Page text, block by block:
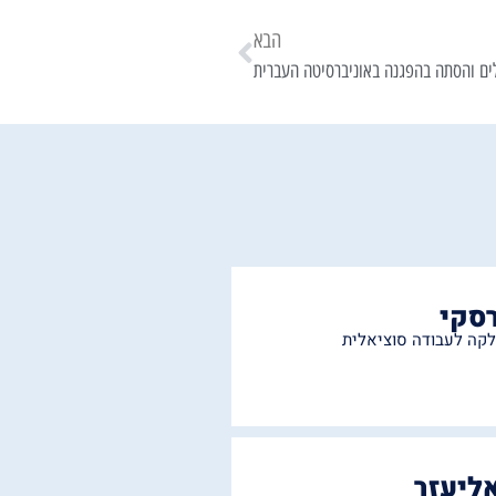
הבא
והסתה בהפגנה באוניברסיטה העברית
לעבודה סוציאלית